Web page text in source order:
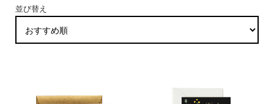
並び替え